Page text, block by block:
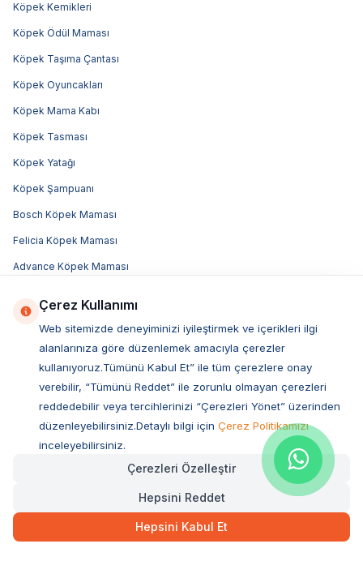
Köpek Kemikleri
Köpek Ödül Maması
Köpek Taşıma Çantası
Köpek Oyuncakları
Köpek Mama Kabı
Köpek Tasması
Köpek Yatağı
Köpek Şampuanı
Bosch Köpek Maması
Felicia Köpek Maması
Advance Köpek Maması
Obivan Köpek Maması
Bozita Köpek Maması
Acana Köpek Maması
Royal Canin Köpek Maması
Hill's Köpek Maması
Pro Plan Köpek Maması
Royal Canin
Çerez Kullanımı
Web sitemizde deneyiminizi iyileştirmek ve içerikleri ilgi
alanlarınıza göre düzenlemek amacıyla çerezler
kullanıyoruz.Tümünü Kabul Et” ile tüm çerezlere onay
verebilir, “Tümünü Reddet” ile zorunlu olmayan çerezleri
reddedebilir veya tercihlerinizi “Çerezleri Yönet” üzerinden
düzenleyebilirsiniz.Detaylı bilgi için Çerez Politikamızı
inceleyebilirsiniz.
Çerezleri Özelleştir
Hepsini Reddet
Hepsini Kabul Et